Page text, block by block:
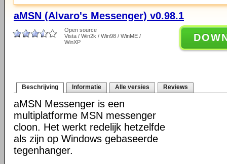
aMSN (Alvaro's Messenger) v0.98.1
Open source
Vista / Win2k / Win98 / WinME /
WinXP
Beschrijving Informatie Alle versies Reviews
aMSN Messenger is een
multiplatforme MSN messenger
cloon. Het werkt redelijk hetzelfde
als zijn op Windows gebaseerde
tegenhanger.